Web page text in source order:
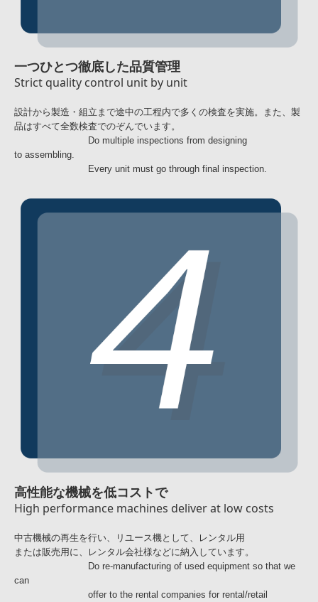
一つひとつ徹底した品質管理
Strict quality control unit by unit
設計から製造・組立まで途中の工程内で多くの検査を実施。また、製
品はすべて全数検査でのぞんでいます。
Do multiple inspections from designing
to assembling.
Every unit must go through final inspection.
高性能な機械を低コストで
High performance machines deliver at low costs
中古機械の再生を行い、リユース機として、レンタル用
または販売用に、レンタル会社様などに納入しています。
Do re-manufacturing of used equipment so that we
can
offer to the rental companies for rental/retail